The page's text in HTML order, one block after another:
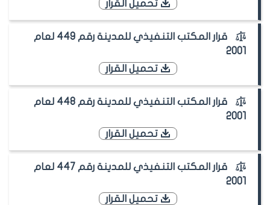
تحميل القرار
قرار المكتب التنفيذي للمدينة رقم 449 لعام
2001
تحميل القرار
قرار المكتب التنفيذي للمدينة رقم 448 لعام
2001
تحميل القرار
قرار المكتب التنفيذي للمدينة رقم 447 لعام
2001
تحميل القرار